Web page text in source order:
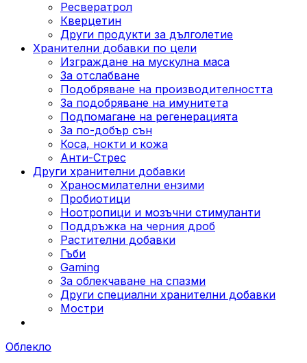
Ресвератрол
Кверцетин
Други продукти за дълголетие
Хранителни добавки по цели
Изграждане на мускулна маса
За отслабване
Подобряване на производителността
За подобряване на имунитета
Подпомагане на регенерацията
За по-добър сън
Коса, нокти и кожа
Анти-Стрес
Други хранителни добавки
Храносмилателни ензими
Пробиотици
Ноотропици и мозъчни стимуланти
Поддръжка на черния дроб
Растителни добавки
Гъби
Gaming
За облекчаване на спазми
Други специални хранителни добавки
Мостри
Облекло